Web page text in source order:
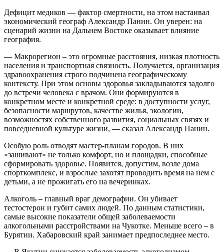
Дефицит медиков ― фактор смертности, на этом настаивал
экономический географ Александр Панин. Он уверен: на
сценарий жизни на Дальнем Востоке оказывает влияние
география.
― Макрорегион – это огромные расстояния, низкая плотность
населения и транспортная связность. Получается, организация
здравоохранения строго подчинена географическому
контексту. При этом основы здоровья закладываются задолго
до встречи человека с врачом. Они формируются в
конкретном месте и конкретной среде: в доступности услуг,
безопасности маршрутов, качестве жилья, экологии,
возможностях собственного развития, социальных связях и
повседневной культуре жизни, ― сказал Александр Панин.
Особую роль отводят мастер-планам городов. В них
«зашивают» не только комфорт, но и площадки, способные
сформировать здоровье. Появится, допустим, возле дома
спорткомплекс, и взрослые захотят проводить время на нем с
детьми, а не прожигать его на вечеринках.
Алкоголь – главный враг демографии. Он убивает
тестостерон и губит самих людей. По данным статистики,
самые высокие показатели общей заболеваемости
алкогольными расстройствами на Чукотке. Меньше всего – в
Бурятии. Хабаровский край занимает предпоследнее место.